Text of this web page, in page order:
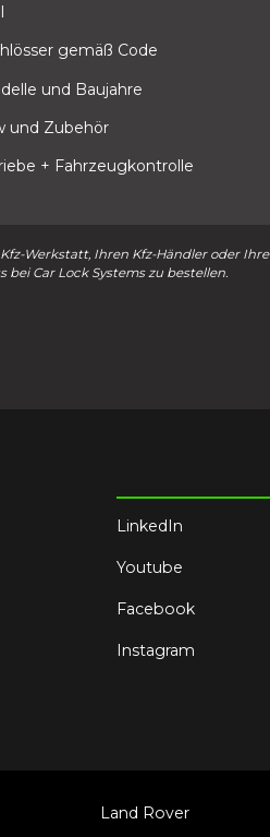
gemäß Code
und Baujahre
und Zubehör
+ Fahrzeugkontrolle
Werkstatt, Ihren Kfz-Händler oder Ihre
Car Lock Systems zu bestellen.
LinkedIn
Youtube
Facebook
Instagram
Land Rover